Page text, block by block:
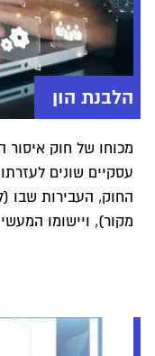
הלבנת הון
מכוחו של חוק איסור
עסקיים שונים
החוק, העבירות שבו
מקור), ויישומו